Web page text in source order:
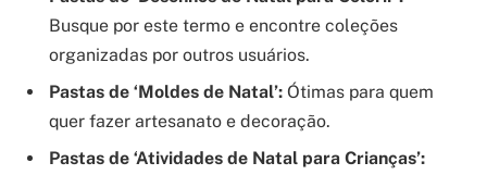
Busque por este termo e encontre coleções
organizadas por outros usuários.
Pastas de ‘Moldes de Natal’: Ótimas para quem
quer fazer artesanato e decoração.
Pastas de ‘Atividades de Natal para Crianças’: